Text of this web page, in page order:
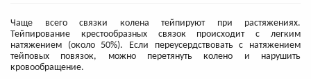
Чаще всего связки колена тейпируют при растяжениях.
Тейпирование крестообразных связок происходит с легким
натяжением (около 50%). Если переусердствовать с натяжением
тейповых повязок, можно перетянуть колено и нарушить
кровообращение.